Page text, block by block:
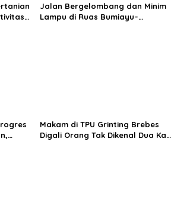
Jalan Bergelombang dan Minim
Lampu di Ruas Bumiayu–
Makam di TPU Grinting Brebes
Digali Orang Tak Dikenal Dua Kali,